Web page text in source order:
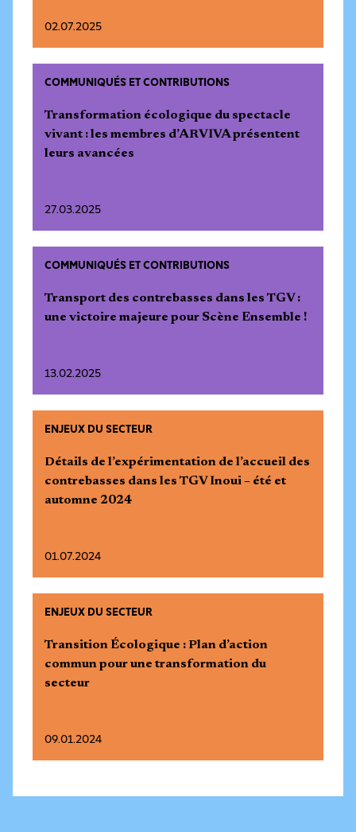
02.07.2025
COMMUNIQUÉS ET CONTRIBUTIONS
Transformation écologique du spectacle
vivant : les membres d’ARVIVA présentent
leurs avancées
27.03.2025
COMMUNIQUÉS ET CONTRIBUTIONS
Transport des contrebasses dans les TGV :
une victoire majeure pour Scène Ensemble !
13.02.2025
ENJEUX DU SECTEUR
Détails de l’expérimentation de l’accueil des
contrebasses dans les TGV Inoui – été et
automne 2024
01.07.2024
ENJEUX DU SECTEUR
Transition Écologique : Plan d’action
commun pour une transformation du
secteur
09.01.2024